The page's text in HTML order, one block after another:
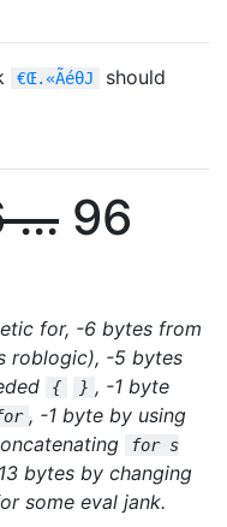
€Œ.«ÃéθJ
should
... 96
for, -6 bytes from
roblogic), -5 bytes
{ } , -1 byte
, -1 byte by using
for s
bytes by changing
some eval jank.